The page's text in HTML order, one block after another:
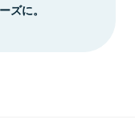
ズに。